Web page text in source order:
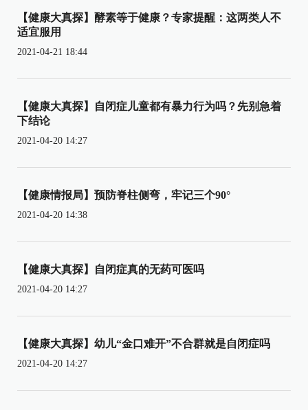
【健康大真探】酵素等于健康？专家提醒：这两类人不
适宜服用
2021-04-21 18:44
【健康大真探】自闭症儿童都有暴力行为吗？先别急着
下结论
2021-04-20 14:27
【健康情报局】预防脊柱侧弯，牢记三个90°
2021-04-20 14:38
【健康大真探】自闭症真的无药可医吗
2021-04-20 14:27
【健康大真探】幼儿“金口难开”不合群就是自闭症吗
2021-04-20 14:27